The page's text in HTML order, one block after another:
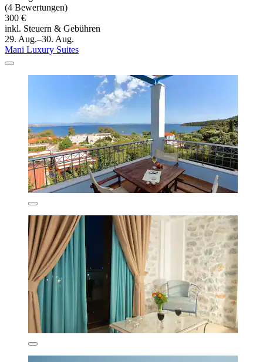
(4 Bewertungen)
300 €
inkl. Steuern & Gebühren
29. Aug.–30. Aug.
Mani Luxury Suites